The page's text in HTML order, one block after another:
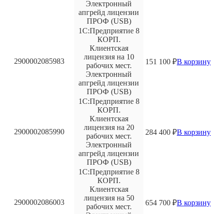
Электронный
апгрейд лицензии
ПРОФ (USB)
2900002085983
1С:Предприятие 8
КОРП.
Клиентская
лицензия на 10
рабочих мест.
Электронный
апгрейд лицензии
ПРОФ (USB)
151 100 ₽В корзину
2900002085990
1С:Предприятие 8
КОРП.
Клиентская
лицензия на 20
рабочих мест.
Электронный
апгрейд лицензии
ПРОФ (USB)
284 400 ₽В корзину
2900002086003
1С:Предприятие 8
КОРП.
Клиентская
лицензия на 50
рабочих мест.
654 700 ₽В корзину